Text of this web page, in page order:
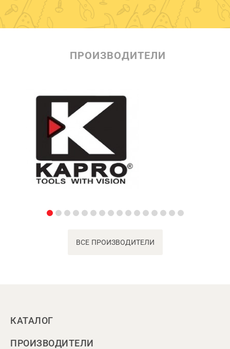
ПРОИЗВОДИТЕЛИ
ВСЕ ПРОИЗВОДИТЕЛИ
КАТАЛОГ
ПРОИЗВОДИТЕЛИ